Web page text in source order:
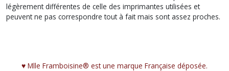
légèrement différentes de celle des imprimantes utilisées et
peuvent ne pas correspondre tout à fait mais sont assez proches.
♥︎ Mlle Framboisine® est une marque Française déposée.